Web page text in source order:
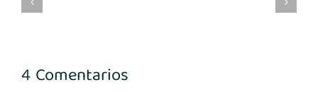
Implantes
4 Comentarios